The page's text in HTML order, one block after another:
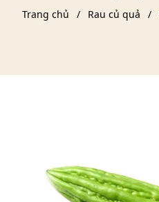
Trang chủ Rau củ quả